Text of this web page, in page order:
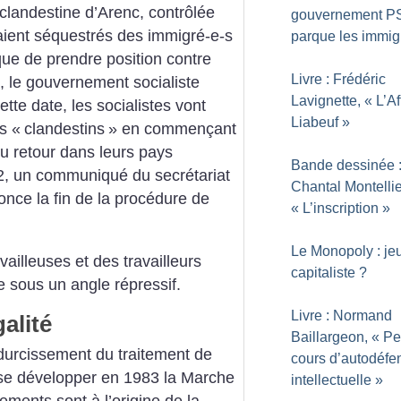
d’Arenc, contrôlée
séquestrés des immigré-e-s
de prendre position contre
le gouvernement socialiste
date, les socialistes vont
« clandestins » en commençant
retour dans leurs pays
un communiqué du secrétariat
la fin de la procédure de
et des travailleurs
sous un angle répressif.
du traitement de
développer en 1983 la Marche
gouvernement
parque les
Livre : Frédéric
Lavignette, «
Liabeuf »
Bande dessinée :
Chantal
« L’inscription »
Le Monopoly :
capitaliste ?
Livre : Normand
Baillargeon, «
cours
intellectuelle »